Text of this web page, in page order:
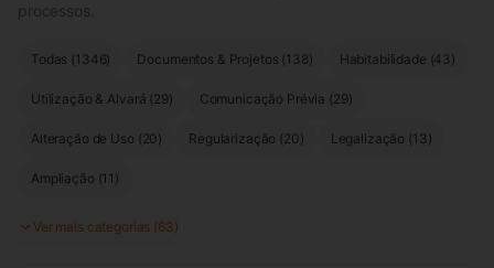
processos.
Todas (1346) Documentos & Projetos (138) Habitabilidade (43)
Utilização & Alvará (29) Comunicação Prévia (29)
Alteração de Uso (20) Regularização (20) Legalização (13)
Ampliação (11 )
Ver mais categorias (63)